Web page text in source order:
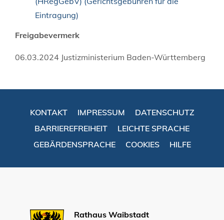
Eintragung)
Freigabevermerk
06.03.2024 Justizministerium Baden-Württemberg
KONTAKT IMPRESSUM
DATENSCHUTZ
BARRIEREFREIHEIT
LEICHTE SPRACHE
GEBÄRDENSPRACHE
COOKIES HILFE
Rathaus Waibstadt